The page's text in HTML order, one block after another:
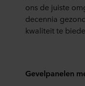
ons de juiste
decennia
kwaliteitte
Gevelpanelen